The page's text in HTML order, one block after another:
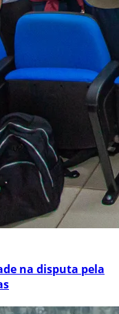
na disputa pela